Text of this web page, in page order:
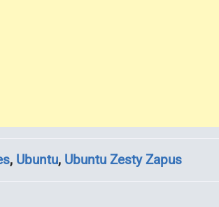
, Ubuntu, Ubuntu Zesty Zapus